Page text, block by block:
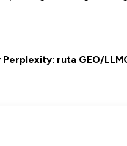
ruta GEO/